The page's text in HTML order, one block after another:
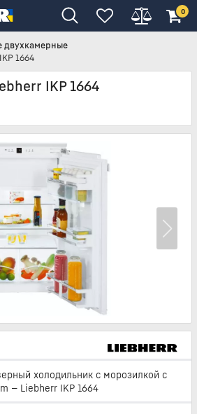
0
двухкамерные
1664
IKP 1664
холодильник с морозилкой с
— Liebherr IKP 1664